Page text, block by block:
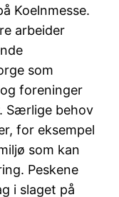
Koelnmesse.
arbeider
som
foreninger
Særlige behov
for eksempel
som kan
Peskene
i slaget på